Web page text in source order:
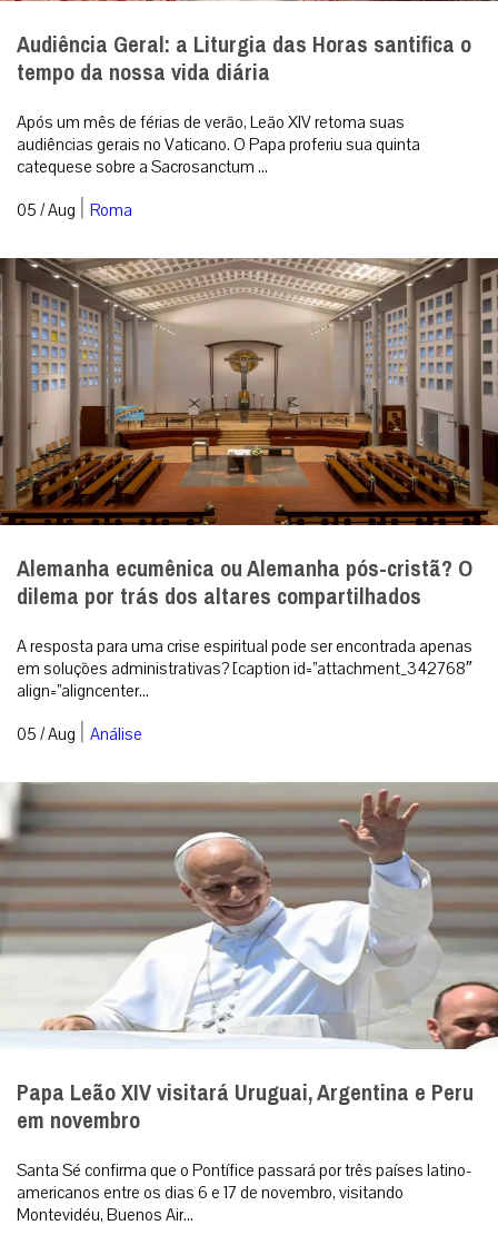
Audiência Geral: a Liturgia das Horas santifica o
tempo da nossa vida diária
Após um mês de férias de verão, Leão XIV retoma suas
audiências gerais no Vaticano. O Papa proferiu sua quinta
catequese sobre a Sacrosanctum ...
05 / Aug | Roma
Alemanha ecumênica ou Alemanha pós-cristã? O
dilema por trás dos altares compartilhados
A resposta para uma crise espiritual pode ser encontrada apenas
em soluções administrativas? [caption id=”attachment_342768″
align=”aligncenter...
05 / Aug | Análise
Papa Leão XIV visitará Uruguai, Argentina e Peru
em novembro
Santa Sé confirma que o Pontífice passará por três países latino-
americanos entre os dias 6 e 17 de novembro, visitando
Montevidéu, Buenos Air...